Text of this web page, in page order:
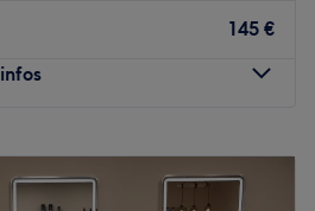
und WLAN, keine Haustiere
145 €
09:00
18:00
18:00